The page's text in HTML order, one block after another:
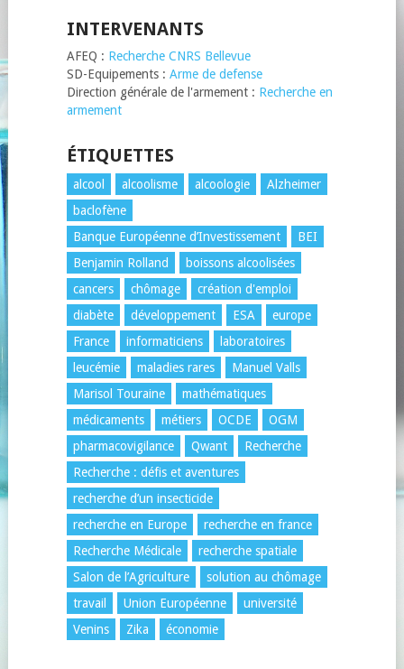
INTERVENANTS
AFEQ : Recherche CNRS Bellevue
SD-Equipements : Arme de defense
Direction générale de l'armement : Recherche en
armement
ÉTIQUETTES
alcool alcoolisme alcoologie
Alzheimer
baclofène
Banque Européenne d’Investissement
BEI
Benjamin Rolland
boissons alcoolisées
cancers
chômage
création d'emploi
diabète
développement ESA
europe
France
informaticiens
laboratoires
leucémie
maladies rares
Manuel Valls
Marisol Touraine
mathématiques
médicaments
métiers OCDE
OGM
pharmacovigilance
Qwant
Recherche
Recherche : défis et aventures
recherche d’un insecticide
recherche en Europe
recherche en france
Recherche Médicale
recherche spatiale
Salon de l’Agriculture
solution au chômage
travail
Union Européenne
université
Venins
Zika économie